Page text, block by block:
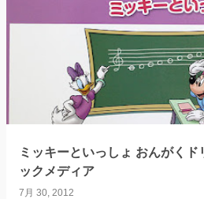
ミッキーといっしょ おんがく
ックメディア
7月 30, 2012